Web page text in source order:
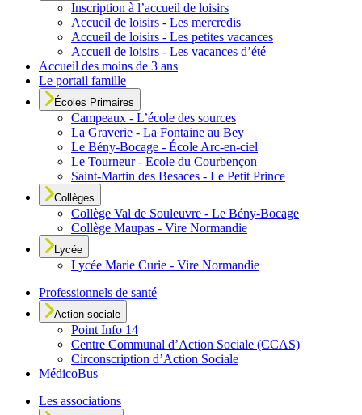
Inscription à l’accueil de loisirs
Accueil de loisirs - Les mercredis
Accueil de loisirs - Les petites vacances
Accueil de loisirs - Les vacances d’été
Accueil des moins de 3 ans
Le portail famille
Écoles Primaires
Campeaux - L’école des sources
La Graverie - La Fontaine au Bey
Le Bény-Bocage - École Arc-en-ciel
Le Tourneur - Ecole du Courbençon
Saint-Martin des Besaces - Le Petit Prince
Collèges
Collège Val de Souleuvre - Le Bény-Bocage
Collège Maupas - Vire Normandie
Lycée
Lycée Marie Curie - Vire Normandie
Professionnels de santé
Action sociale
Point Info 14
Centre Communal d’Action Sociale (CCAS)
Circonscription d’Action Sociale
MédicoBus
Les associations